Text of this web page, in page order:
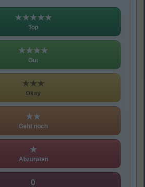
★★★★★
Top
★★★★
Gut
★★★
Okay
★★
Geht noch
★
Abzuraten
0